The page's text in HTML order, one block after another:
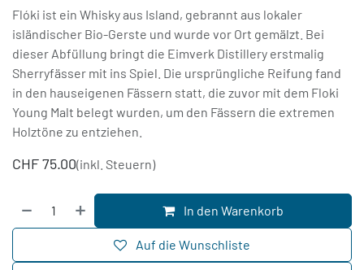
Flóki ist ein Whisky aus Island, gebrannt aus lokaler
isländischer Bio-Gerste und wurde vor Ort gemälzt. Bei
dieser Abfüllung bringt die Eimverk Distillery erstmalig
Sherryfässer mit ins Spiel. Die ursprüngliche Reifung fand
in den hauseigenen Fässern statt, die zuvor mit dem Floki
Young Malt belegt wurden, um den Fässern die extremen
Holztöne zu entziehen.
CHF75.00(inkl. Steuern)
In den Warenkorb
Auf die Wunschliste